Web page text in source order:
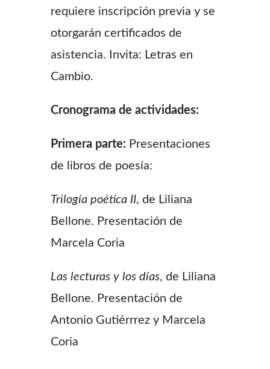
requiere inscripción previa y se
otorgarán certificados de
asistencia. Invita: Letras en
Cambio.
Cronograma de actividades:
Primera parte: Presentaciones
de libros de poesía:
Trilogía poética II, de Liliana
Bellone. Presentación de
Marcela Coria
Las lecturas y los días, de Liliana
Bellone. Presentación de
Antonio Gutiérrrez y Marcela
Coria